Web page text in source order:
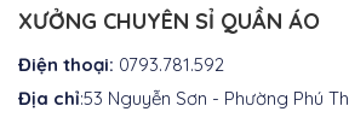
XƯỞNG CHUYÊN SỈ QUẦN ÁO
Điện thoại: 0793.781.592
Địa chỉ:53 Nguyễn Sơn - Phường Phú